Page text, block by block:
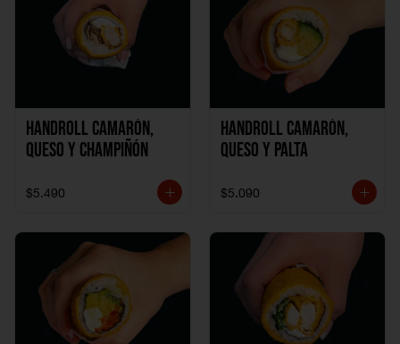
Handroll Camarón,
Queso y Champiñón
$5.490
Handroll Camarón,
Queso y Palta
$5.090